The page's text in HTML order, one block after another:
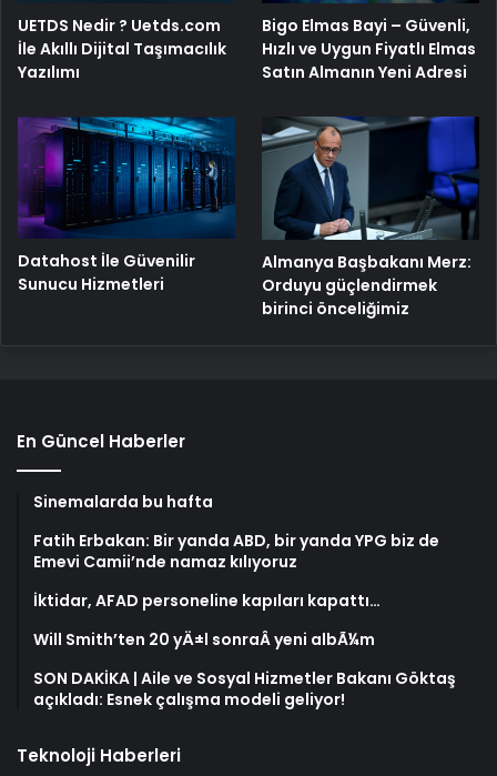
UETDS Nedir ? Uetds.com
İle Akıllı Dijital Taşımacılık
Yazılımı
Bigo Elmas Bayi – Güvenli,
Hızlı ve Uygun Fiyatlı Elmas
Satın Almanın Yeni Adresi
Datahost İle Güvenilir
Sunucu Hizmetleri
Almanya Başbakanı Merz:
Orduyu güçlendirmek
birinci önceliğimiz
En Güncel Haberler
Sinemalarda bu hafta
Fatih Erbakan: Bir yanda ABD, bir yanda YPG biz de
Emevi Camii’nde namaz kılıyoruz
İktidar, AFAD personeline kapıları kapattı…
Will Smith’ten 20 yÄ±l sonraÂ yeni albÃ¼m
SON DAKİKA | Aile ve Sosyal Hizmetler Bakanı Göktaş
açıkladı: Esnek çalışma modeli geliyor!
Teknoloji Haberleri